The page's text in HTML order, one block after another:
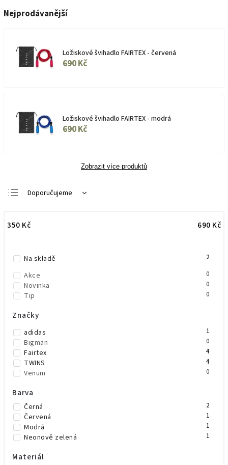
Nejprodávanější
Ložiskové švihadlo FAIRTEX - červená
690 Kč
Ložiskové švihadlo FAIRTEX - modrá
690 Kč
Zobrazit více produktů
Doporučujeme
Nejdražší
Abecedně
350 Kč 690 Kč
Na skladě 2
Akce 0
Novinka 0
Tip 0
Značky
adidas 1
Bigman 0
Fairtex 4
TWINS 4
Venum 0
Barva
Černá 2
Červená 1
Modrá 1
Neonově zelená 1
Materiál